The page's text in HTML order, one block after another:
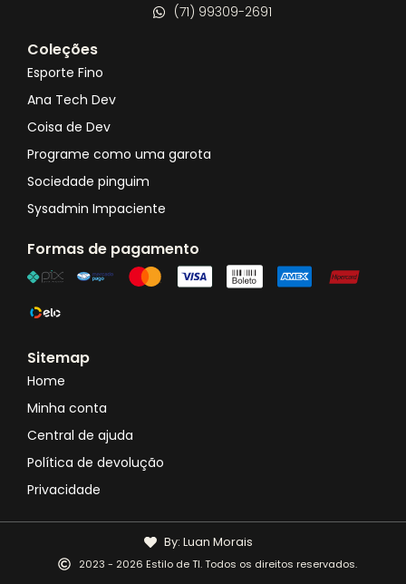
(71) 99309-2691
Coleções
Esporte Fino
Ana Tech Dev
Coisa de Dev
Programe como uma garota
Sociedade pinguim
Sysadmin Impaciente
Formas de pagamento
Sitemap
Home
Minha conta
Central de ajuda
Política de devolução
Privacidade
2023 - 2026 Estilo de TI. Todos os direitos reservados.
By: Luan Morais